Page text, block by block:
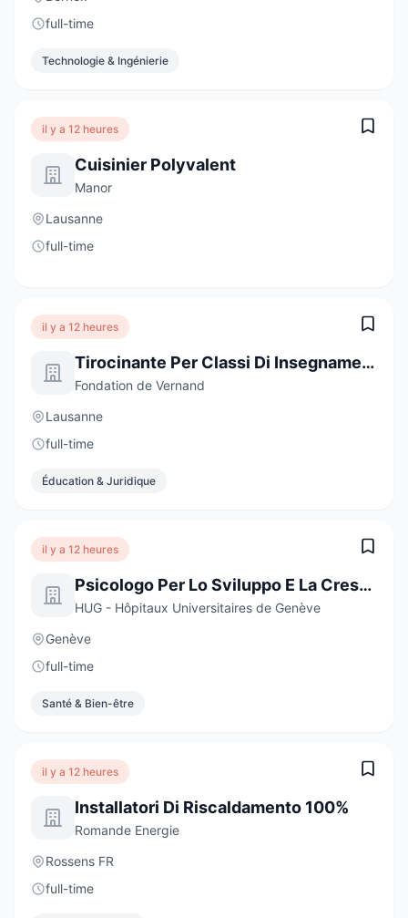
full-time
Technologie & Ingénierie
il y a 12 heures
Cuisinier Polyvalent
Manor
Lausanne
full-time
il y a 12 heures
Tirocinante Per Classi Di Insegnamento Specializzato
Fondation de Vernand
Lausanne
full-time
Éducation & Juridique
il y a 12 heures
Psicologo Per Lo Sviluppo E La Crescita
HUG - Hôpitaux Universitaires de Genève
Genève
full-time
Santé & Bien-être
il y a 12 heures
Installatori Di Riscaldamento 100%
Romande Energie
Rossens FR
full-time